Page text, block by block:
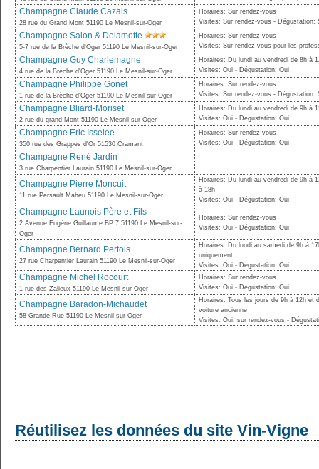
Champagne Claude Cazals
28 rue du Grand Mont 51190 Le Mesnil-sur-Oger
Horaires: Sur rendez-vous
Visites: Sur rendez-vous - Dégustation:
Champagne Salon & Delamotte
5-7 rue de la Brèche d'Oger 51190 Le Mesnil-sur-Oger
Horaires: Sur rendez-vous
Visites: Sur rendez-vous pour les
Champagne Guy Charlemagne
4 rue de la Brèche d'Oger 51190 Le Mesnil-sur-Oger
Horaires: Du lundi au vendredi de 8h à
Visites: Oui - Dégustation: Oui
Champagne Philippe Gonet
1 rue de la Brèche d'Oger 51190 Le Mesnil-sur-Oger
Horaires: Sur rendez-vous
Visites: Sur rendez-vous - Dégustation:
Champagne Bliard-Moriset
2 rue du grand Mont 51190 Le Mesnil-sur-Oger
Horaires: Du lundi au vendredi de 9h à
Visites: Oui - Dégustation: Oui
Champagne Eric Isselee
350 rue des Grappes d'Or 51530 Cramant
Horaires: Sur rendez-vous
Visites: Oui - Dégustation: Oui
Champagne René Jardin
3 rue Charpentier Laurain 51190 Le Mesnil-sur-Oger
Champagne Pierre Moncuit
11 rue Persault Maheu 51190 Le Mesnil-sur-Oger
Horaires: Du lundi au vendredi de 9h à
à 18h
Visites: Oui - Dégustation: Oui
Champagne Launois Père et Fils
2 Avenue Eugène Guillaume BP 7 51190 Le Mesnil-sur-
Oger
Horaires: Sur rendez-vous
Visites: Oui - Dégustation: Oui
Champagne Bernard Pertois
27 rue Charpentier Laurain 51190 Le Mesnil-sur-Oger
Horaires: Du lundi au samedi de 9h à
uniquement
Visites: Oui - Dégustation: Oui
Champagne Michel Rocourt
1 rue des Zalieux 51190 Le Mesnil-sur-Oger
Horaires: Sur rendez-vous
Visites: Oui - Dégustation: Oui
Champagne Baradon-Michaudet
58 Grande Rue 51190 Le Mesnil-sur-Oger
Horaires: Tous les jours de 9h à 12h et
voiture ancienne
Visites: Oui, sur rendez-vous -
Réutilisez les données du site Vin-Vigne